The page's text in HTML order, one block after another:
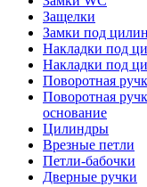
Защелки
Замки под
Накладки под
Накладки под
Поворотная
Поворотная
основание
Цилиндры
Врезные петли
Петли-бабочки
Дверные ручки